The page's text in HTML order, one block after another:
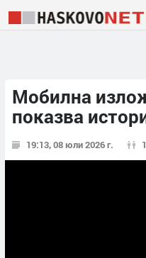
Мобилна
показва
19:13, 08 юли 2026 г.